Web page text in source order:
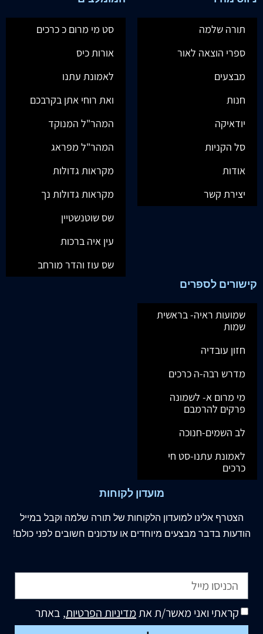
תורה שלמה
ספרי הוצאה לאור
מבצעים
חנות
יודאיקה
סל הקניות
אודות
יצירת קשר
סט מי מרום כ כרכים
אורות כיס
לאמונת עתנו
ואת רוחי אתן בקרבכם
המהר"ל המנוקד
המהר"ל מפראג
מקראות גדולות
מקראות גדולות נך
שס שוטנשטיין
עין איה ברכות
שס עוז והדר מורחב
קישורים לספרים
שמועות ראיה- בראשית
שמות
חזון עובדיה
מדרש רבה-ה כרכים
מי מרום א- לשמונה
פרקים להרמבם
לב השמים-חנוכה
לאמונת עתנו-סט חי
כרכים
מועדון לקוחות
הצטרף אלינו למועדון הלקוחות של תורה שלמה וקבל במייל
הודעות בדבר מבצעים מיוחדים או עדכונים חשובים לפני כולם!
קראתי ואני מאשר/ת אתמדיניות הפרטיות, באתר